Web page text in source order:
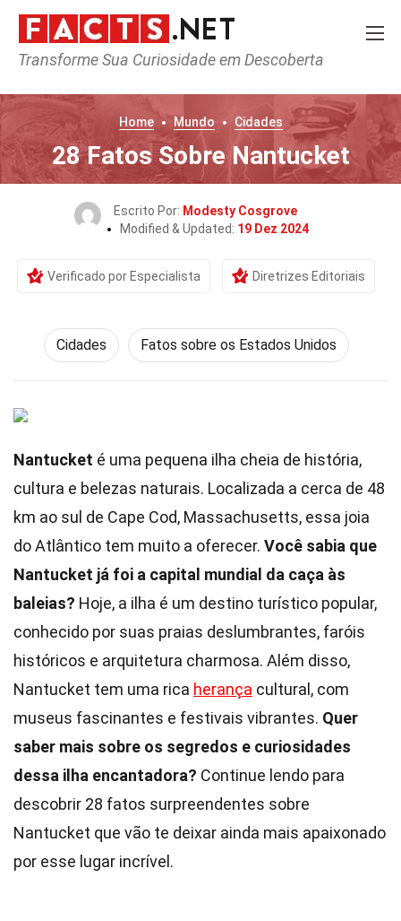
Transforme Sua Curiosidade em Descoberta
Home Mundo Cidades
28 Fatos Sobre Nantucket
Escrito Por: Modesty Cosgrove
Modified & Updated: 19 Dez 2024
Verificado por Especialista Diretrizes Editoriais
Cidades Fatos sobre os Estados Unidos
Nantucket é uma pequena ilha cheia de história,
cultura e belezas naturais. Localizada a cerca de 48
km ao sul de Cape Cod, Massachusetts, essa joia
do Atlântico tem muito a oferecer. Você sabia que
Nantucket já foi a capital mundial da caça às
baleias? Hoje, a ilha é um destino turístico popular,
conhecido por suas praias deslumbrantes, faróis
históricos e arquitetura charmosa. Além disso,
Nantucket tem uma rica herança cultural, com
museus fascinantes e festivais vibrantes. Quer
saber mais sobre os segredos e curiosidades
dessa ilha encantadora? Continue lendo para
descobrir 28 fatos surpreendentes sobre
Nantucket que vão te deixar ainda mais apaixonado
por esse lugar incrível.